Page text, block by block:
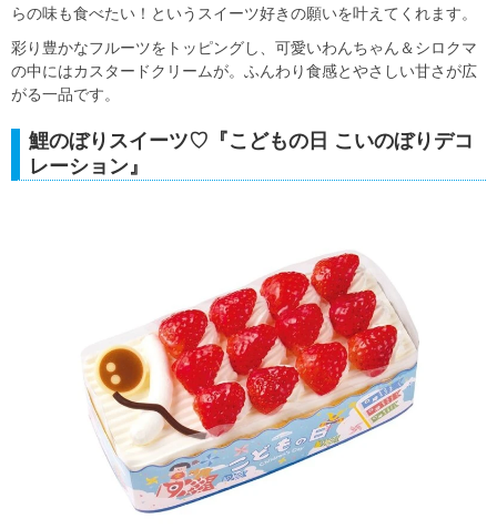
らの味も食べたい！というスイーツ好きの願いを叶えてくれます。
彩り豊かなフルーツをトッピングし、可愛いわんちゃん＆シロクマ
の中にはカスタードクリームが。ふんわり食感とやさしい甘さが広
がる一品です。
鯉のぼりスイーツ♡『こどもの日 こいのぼりデコ
レーション』